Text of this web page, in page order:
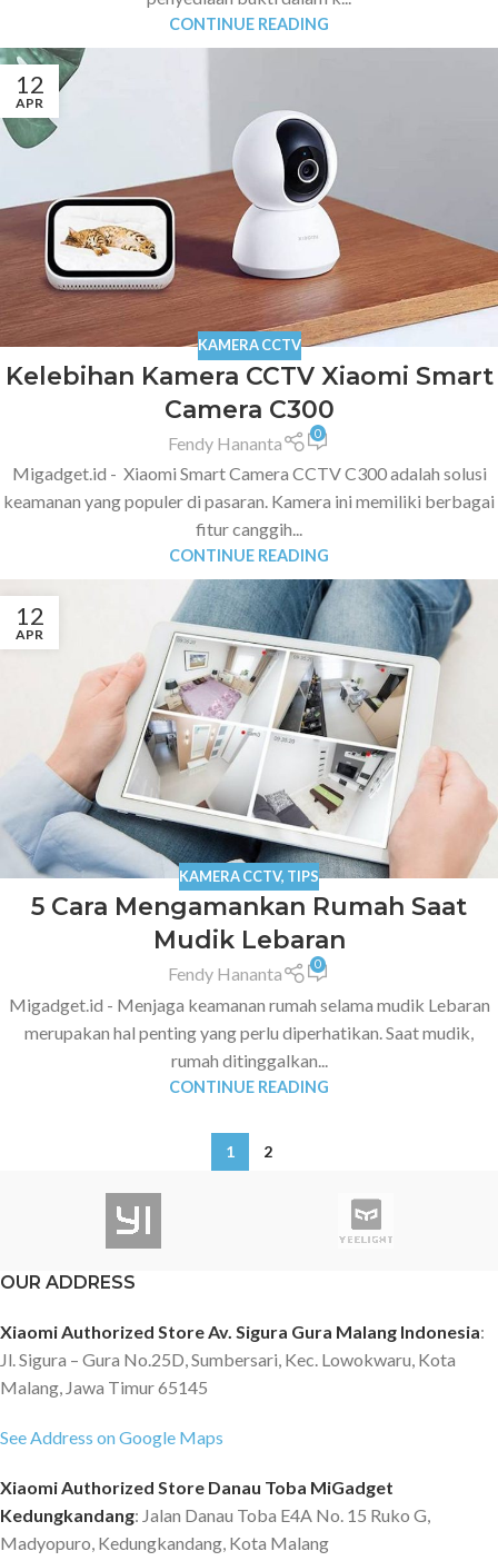
CONTINUE READING
12
APR
KAMERA CCTV
Kelebihan Kamera CCTV Xiaomi Smart
Camera C300
Fendy Hananta 0
Migadget.id - Xiaomi Smart Camera CCTV C300 adalah solusi
keamanan yang populer di pasaran. Kamera ini memiliki berbagai
fitur canggih...
CONTINUE READING
12
APR
KAMERA CCTV, TIPS
5 Cara Mengamankan Rumah Saat
Mudik Lebaran
Fendy Hananta 0
Migadget.id - Menjaga keamanan rumah selama mudik Lebaran
merupakan hal penting yang perlu diperhatikan. Saat mudik,
rumah ditinggalkan...
CONTINUE READING
1 2
OUR ADDRESS
Xiaomi Authorized Store Av. Sigura Gura Malang Indonesia:
Jl. Sigura – Gura No.25D, Sumbersari, Kec. Lowokwaru, Kota
Malang, Jawa Timur 65145
See Address on Google Maps
Xiaomi Authorized Store Danau Toba MiGadget
Kedungkandang: Jalan Danau Toba E4A No. 15 Ruko G,
Madyopuro, Kedungkandang, Kota Malang